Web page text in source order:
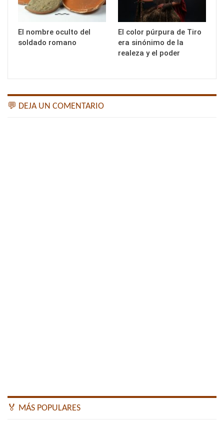
El nombre oculto del
soldado romano
El color púrpura de Tiro
era sinónimo de la
realeza y el poder
💬 DEJA UN COMENTARIO
🏅 MÁS POPULARES